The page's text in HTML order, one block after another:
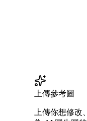
上傳參考圖
上傳你想修